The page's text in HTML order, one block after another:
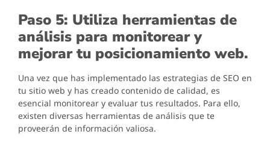
Paso 5: Utiliza herramientas de
análisis para monitorear y
mejorar tu posicionamiento web.
Una vez que has implementado las estrategias de SEO en
tu sitio web y has creado contenido de calidad, es
esencial monitorear y evaluar tus resultados. Para ello,
existen diversas herramientas de análisis que te
proveerán de información valiosa.